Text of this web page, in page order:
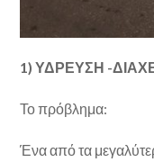
1) ΥΔΡΕΥΣΗ -
Το πρόβλημα:
Ένα από τα